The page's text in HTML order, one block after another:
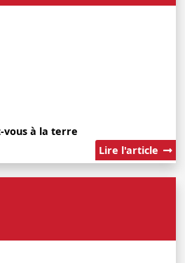
vous à la terre
Lire l'article